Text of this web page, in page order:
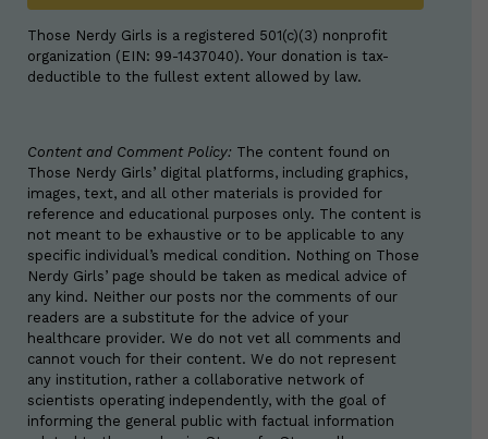
Those Nerdy Girls is a registered 501(c)(3) nonprofit
organization (EIN: 99-1437040). Your donation is tax-
deductible to the fullest extent allowed by law.
Content and Comment Policy: The content found on
Those Nerdy Girls’ digital platforms, including graphics,
images, text, and all other materials is provided for
reference and educational purposes only. The content is
not meant to be exhaustive or to be applicable to any
specific individual’s medical condition. Nothing on Those
Nerdy Girls’ page should be taken as medical advice of
any kind. Neither our posts nor the comments of our
readers are a substitute for the advice of your
healthcare provider. We do not vet all comments and
cannot vouch for their content. We do not represent
any institution, rather a collaborative network of
scientists operating independently, with the goal of
informing the general public with factual information